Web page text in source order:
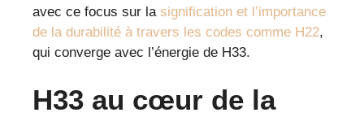
avec ce focus sur la signification et l’importance
de la durabilité à travers les codes comme H22,
qui converge avec l’énergie de H33.
H33 au cœur de la